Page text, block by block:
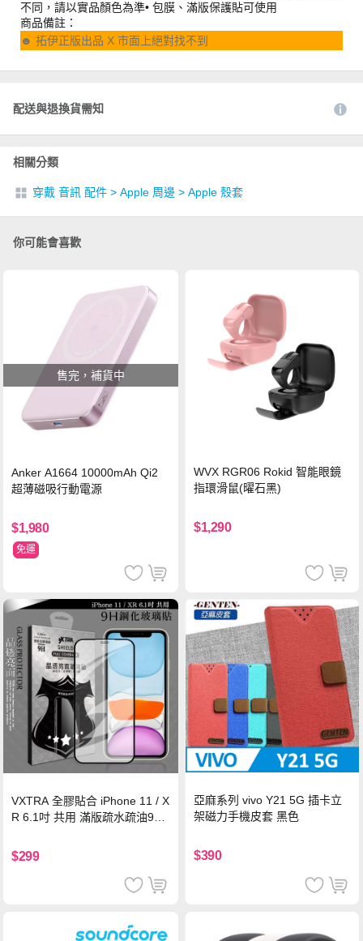
不同，請以實品顏色為準• 包膜、滿版保護貼可使用
商品備註：
☻ 拓伊正版出品 X 市面上絕對找不到
配送與退換貨需知
相關分類
穿戴 音訊 配件 > Apple 周邊 > Apple 殼套
你可能會喜歡
售完，補貨中
Anker A1664 10000mAh Qi2
超薄磁吸行動電源
$1,980
免運
WVX RGR06 Rokid 智能眼鏡
指環滑鼠(曜石黑)
$1,290
VXTRA 全膠貼合 iPhone 11 / X
R 6.1吋 共用 滿版疏水疏油9H
$299
亞麻系列 vivo Y21 5G 插卡立
架磁力手機皮套 黑色
$390